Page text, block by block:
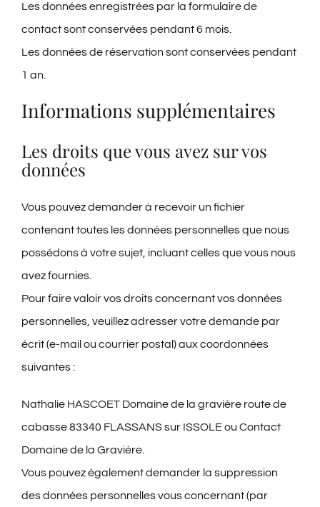
Les données enregistrées par la formulaire de
contact sont conservées pendant 6 mois.
Les données de réservation sont conservées pendant
1 an.
Informations supplémentaires
Les droits que vous avez sur vos
données
Vous pouvez demander à recevoir un fichier
contenant toutes les données personnelles que nous
possédons à votre sujet, incluant celles que vous nous
avez fournies.
Pour faire valoir vos droits concernant vos données
personnelles, veuillez adresser votre demande par
écrit (e-mail ou courrier postal) aux coordonnées
suivantes :
Nathalie HASCOET Domaine de la gravière route de
cabasse 83340 FLASSANS sur ISSOLE ou Contact
Domaine de la Gravière
Vous pouvez également demander la suppression
des données personnelles vous concernant (par